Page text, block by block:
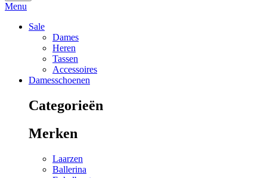
Menu
Sale
Dames
Heren
Tassen
Accessoires
Damesschoenen
Categorieën
Merken
Laarzen
Ballerina